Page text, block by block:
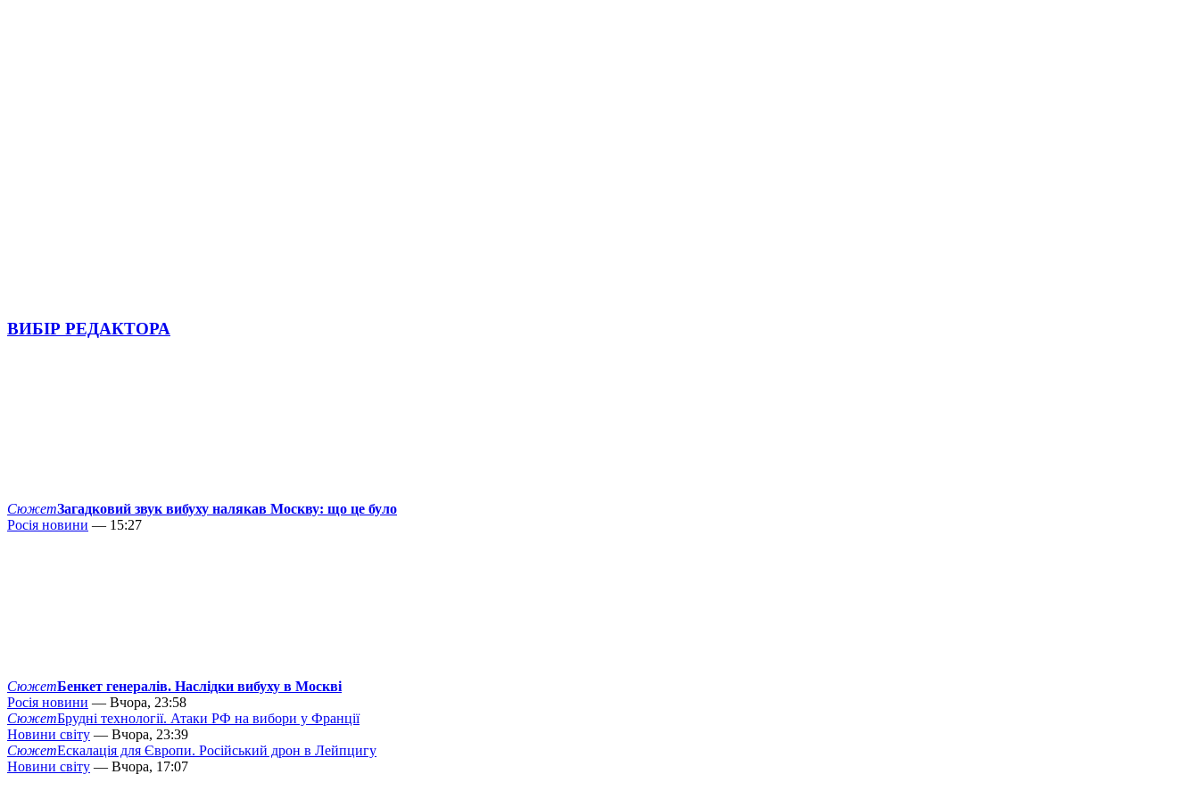
ВИБІР РЕДАКТОРА
СюжетЗагадковий звук вибуху налякав Москву: що це було
Росія новини — 15:27
СюжетБенкет генералів. Наслідки вибуху в Москві
Росія новини — Вчора, 23:58
СюжетБрудні технології. Атаки РФ на вибори у Франції
Новини світу — Вчора, 23:39
СюжетЕскалація для Європи. Російський дрон в Лейпцигу
Новини світу — Вчора, 17:07